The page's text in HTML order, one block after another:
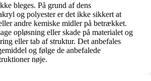
bleges. På grund af dens
og polyester er det ikke sikkert at
andre kemiske midler på betrækket.
opløsning eller skade på materialet og
eller tab af struktur. Det anbefales
og følge de anbefalede
nøje.